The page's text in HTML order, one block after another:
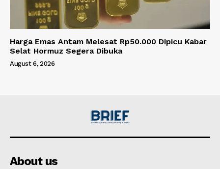
Harga Emas Antam Melesat Rp50.000 Dipicu Kabar
Selat Hormuz Segera Dibuka
August 6, 2026
About us